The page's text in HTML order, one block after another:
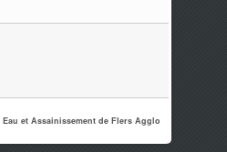
Eau et Assainissement de Flers Agglo